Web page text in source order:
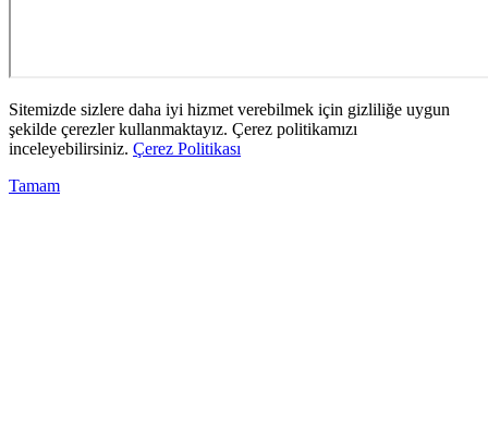
Sitemizde sizlere daha iyi hizmet verebilmek için gizliliğe uygun
şekilde çerezler kullanmaktayız. Çerez politikamızı
inceleyebilirsiniz. Çerez Politikası
Tamam